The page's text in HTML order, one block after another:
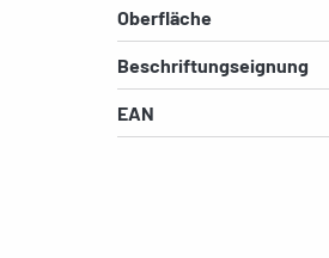
Oberfläche
Beschriftungseignung
EAN